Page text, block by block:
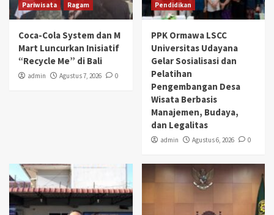
Pariwisata
Ragam
Coca-Cola System dan M
Mart Luncurkan Inisiatif
“Recycle Me” di Bali
admin Agustus 7, 2026 0
Pendidikan
PPK Ormawa LSCC
Universitas Udayana
Gelar Sosialisasi dan
Pelatihan
Pengembangan Desa
Wisata Berbasis
Manajemen, Budaya,
dan Legalitas
admin Agustus 6, 2026 0